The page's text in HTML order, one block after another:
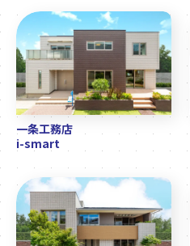
一条工務店
i-smart